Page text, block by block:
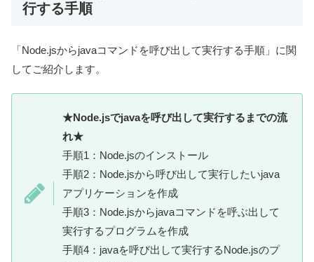
行する手順
「Node.jsからjavaコマンドを呼び出して実行する手順」に関
してご紹介します。
★Node.jsでjavaを呼び出して実行するまでの流
れ★
手順1：Node.jsのインストール
手順2：Node.jsから呼び出して実行したいjava
アプリケーションを作成
手順3：Node.jsからjavaコマンドを呼ぶ出して
実行するプログラムを作成
手順4：javaを呼び出して実行するNode.jsのプ